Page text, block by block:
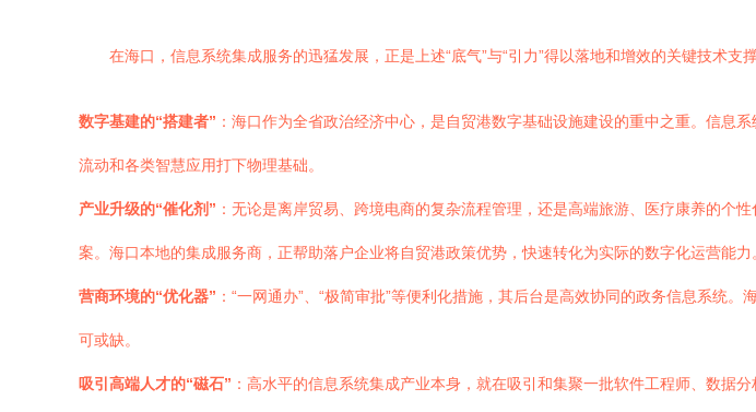
在海口，信息系统集成服务的迅猛发展，正是上述“底气”与“引力”得以落地和增效的关键技术支
数字基建的“搭建者” ：海口作为全省政治经济中心，是自贸港数字基础设施建设的重中之重。信息
流动和各类智慧应用打下物理基础。
产业升级的“催化剂” ：无论是离岸贸易、跨境电商的复杂流程管理，还是高端旅游、医疗康养的个
案。海口本地的集成服务商，正帮助落户企业将自贸港政策优势，快速转化为实际的数字化运营能力
营商环境的“优化器” ：“一网通办”、“极简审批”等便利化措施，其后台是高效协同的政务信息系统
可或缺。
吸引高端人才的“磁石” ：高水平的信息系统集成产业本身，就在吸引和集聚一批软件工程师、数据